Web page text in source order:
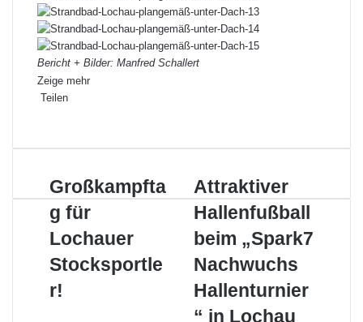
Bericht + Bilder: Manfred Schallert
Zeige mehr
Teilen
E-
Großkampftag
für
Lochauer
Stocksportler!
Großkampfta
g für
Lochauer
Stocksportle
r!
Attraktiver
Hallenfußball
beim
„Spark7
Nachwuchs
Hallenturnier“
in
Lochau
Attraktiver
Hallenfußball
beim „Spark7
Nachwuchs
Hallenturnier
“ in Lochau